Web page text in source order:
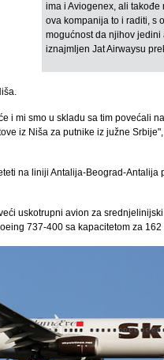
ima i Aviogenex, ali takođe
ova kompanija to i raditi, s
mogućnost da njihov jedini
iznajmljen Jat Airwaysu
i mi smo u skladu sa tim povećali
iz Niša za putnike iz južne
na liniji Antalija-Beograd-Antalija
uskotrupni avion za
737-400 sa kapacitetom za 162